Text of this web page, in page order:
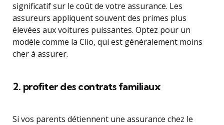
significatif sur le coût de votre assurance. Les
assureurs appliquent souvent des primes plus
élevées aux voitures puissantes. Optez pour un
modèle comme la Clio, qui est généralement moins
cher à assurer.
2. profiter des contrats familiaux
Si vos parents détiennent une assurance chez le